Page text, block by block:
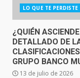
LO QUE TE PERDISTE
¿QUIÉN
DETALLADO DE
GRUPO BANCO
13 de julio de 2026